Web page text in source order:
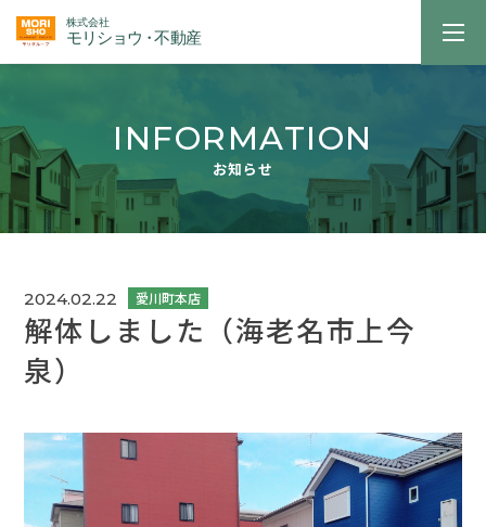
INFORMATION
お知らせ
2024.02.22
解体しました（海老名市上今
泉）